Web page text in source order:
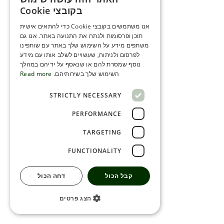
ENGLISH
SERBIA
HEBREW
RUSSIAN
SERBIAN-2
בקובצי Cookie
אנו משתמשים בקובצי Cookie כדי להתאים אישית
תוכן ופרסומות ולנתח את התנועה באתר. אנו גם
משתפים מידע על השימוש שלך באתר עם שותפינו
לפרסום ולניתוח, שעשויים לשלב אותו עם מידע
נוסף שמסרת להם או שנאסף על ידיהם במהלך
השימוש שלך בשירותיהם. Read more
STRICTLY NECESSARY
PERFORMANCE
TARGETING
FUNCTIONALITY
קבל הכול דחה הכול
הצג פרטים